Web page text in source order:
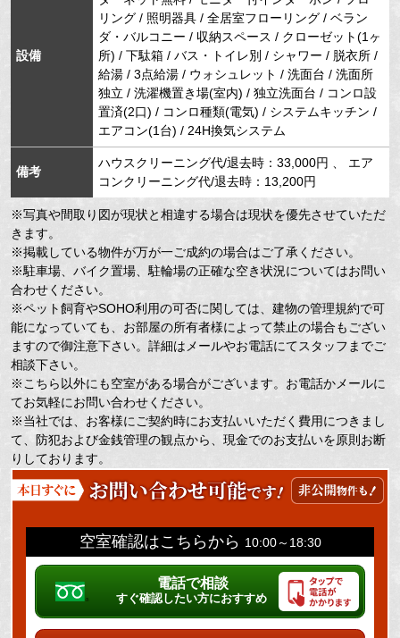
設備
リング / 照明器具 / 全居室フローリング / ベラン
ダ・バルコニー / 収納スペース / クローゼット(1ヶ
所) / 下駄箱 / バス・トイレ別 / シャワー / 脱衣所 /
給湯 / 3点給湯 / ウォシュレット / 洗面台 / 洗面所
独立 / 洗濯機置き場(室内) / 独立洗面台 / コンロ設
置済(2口) / コンロ種類(電気) / システムキッチン /
エアコン(1台) / 24H換気システム
備考
ハウスクリーニング代/退去時：33,000円 、 エア
コンクリーニング代/退去時：13,200円
※写真や間取り図が現状と相違する場合は現状を優先させていただ
きます。
※掲載している物件が万が一ご成約の場合はご了承ください。
※駐車場、バイク置場、駐輪場の正確な空き状況についてはお問い
合わせください。
※ペット飼育やSOHO利用の可否に関しては、建物の管理規約で可
能になっていても、お部屋の所有者様によって禁止の場合もござい
ますので御注意下さい。詳細はメールやお電話にてスタッフまでご
相談下さい。
※こちら以外にも空室がある場合がございます。お電話かメールに
てお気軽にお問い合わせください。
※当社では、お客様にご契約時にお支払いいただく費用につきまし
て、防犯および金銭管理の観点から、現金でのお支払いを原則お断
りしております。
空室確認はこちらから 10:00～18:30
電話で相談
すぐ確認したい方におすすめ